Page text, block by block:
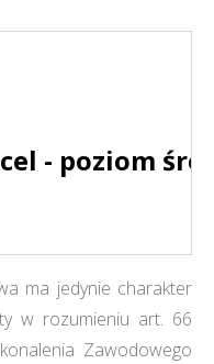
- poziom
ma jedynie charakter
w rozumieniu art. 66
Zawodowego